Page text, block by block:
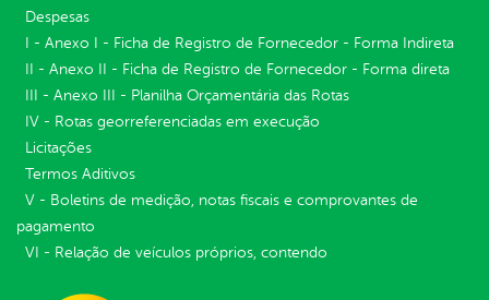
Despesas
I - Anexo I - Ficha de Registro de Fornecedor - Forma Indireta
II - Anexo II - Ficha de Registro de Fornecedor - Forma direta
III - Anexo III - Planilha Orçamentária das Rotas
IV - Rotas georreferenciadas em execução
Licitações
Termos Aditivos
V - Boletins de medição, notas fiscais e comprovantes de
pagamento
VI - Relação de veículos próprios, contendo